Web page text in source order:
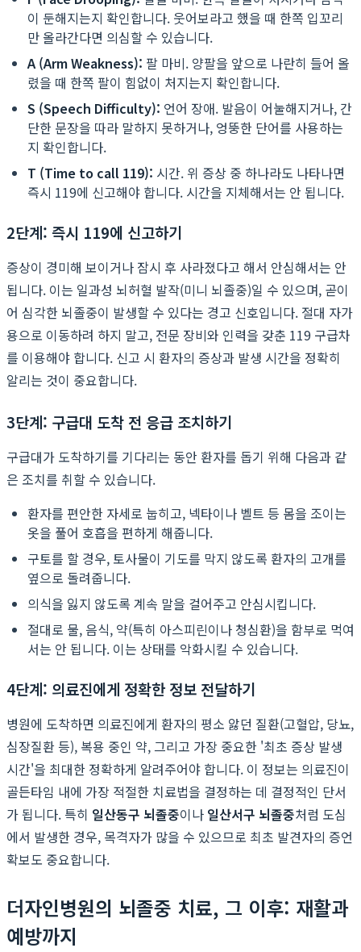
이 둔해지는지 확인합니다. 웃어보라고 했을 때 한쪽 입꼬리
만 올라간다면 의심할 수 있습니다.
A (Arm Weakness): 팔 마비. 양팔을 앞으로 나란히 들어 올
렸을 때 한쪽 팔이 힘없이 처지는지 확인합니다.
S (Speech Difficulty): 언어 장애. 발음이 어눌해지거나, 간
단한 문장을 따라 말하지 못하거나, 엉뚱한 단어를 사용하는
지 확인합니다.
T (Time to call 119): 시간. 위 증상 중 하나라도 나타나면
즉시 119에 신고해야 합니다. 시간을 지체해서는 안 됩니다.
2단계: 즉시 119에 신고하기
증상이 경미해 보이거나 잠시 후 사라졌다고 해서 안심해서는 안
됩니다. 이는 일과성 뇌허혈 발작(미니 뇌졸중)일 수 있으며, 곧이
어 심각한 뇌졸중이 발생할 수 있다는 경고 신호입니다. 절대 자가
용으로 이동하려 하지 말고, 전문 장비와 인력을 갖춘 119 구급차
를 이용해야 합니다. 신고 시 환자의 증상과 발생 시간을 정확히
알리는 것이 중요합니다.
3단계: 구급대 도착 전 응급 조치하기
구급대가 도착하기를 기다리는 동안 환자를 돕기 위해 다음과 같
은 조치를 취할 수 있습니다.
환자를 편안한 자세로 눕히고, 넥타이나 벨트 등 몸을 조이는
옷을 풀어 호흡을 편하게 해줍니다.
구토를 할 경우, 토사물이 기도를 막지 않도록 환자의 고개를
옆으로 돌려줍니다.
의식을 잃지 않도록 계속 말을 걸어주고 안심시킵니다.
절대로 물, 음식, 약(특히 아스피린이나 청심환)을 함부로 먹여
서는 안 됩니다. 이는 상태를 악화시킬 수 있습니다.
4단계: 의료진에게 정확한 정보 전달하기
병원에 도착하면 의료진에게 환자의 평소 앓던 질환(고혈압, 당뇨,
심장질환 등), 복용 중인 약, 그리고 가장 중요한 '최초 증상 발생
시간'을 최대한 정확하게 알려주어야 합니다. 이 정보는 의료진이
골든타임 내에 가장 적절한 치료법을 결정하는 데 결정적인 단서
가 됩니다. 특히 일산동구 뇌졸중이나 일산서구 뇌졸중처럼 도심
에서 발생한 경우, 목격자가 많을 수 있으므로 최초 발견자의 증언
확보도 중요합니다.
더자인병원의 뇌졸중 치료, 그 이후: 재활과
예방까지